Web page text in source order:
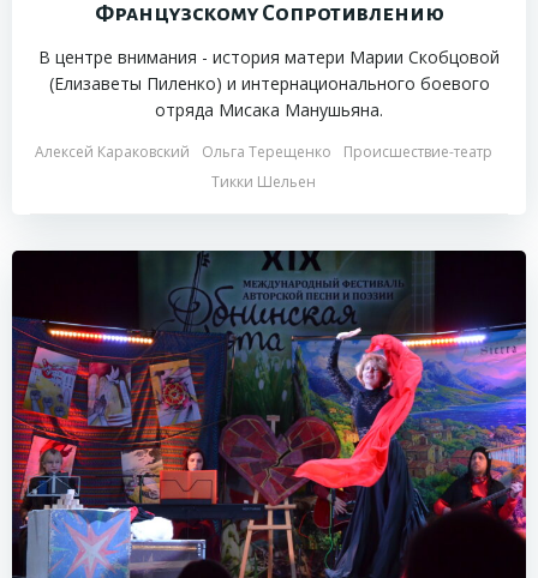
Французскому Сопротивлению
В центре внимания - история матери Марии Скобцовой
(Елизаветы Пиленко) и интернационального боевого
отряда Мисака Манушьяна.
Алексей Караковский Ольга Терещенко
Происшествие-театр
Тикки Шельен